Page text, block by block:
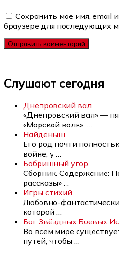
Сохранить моё имя, email
браузере для последующих
Слушают сегодня
Днепровский вал
«Днепровский вал» —
«Морской волк»,
Найдёныш
Его род почти
войне, у
Бобришный угор
Сборник. Содержание:
рассказы»
Игры стихий
Любовно-
которой
Бог Звёздных Боевых
Во всем мире
путей, чтобы